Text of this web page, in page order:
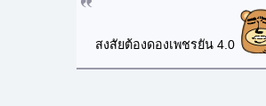
สงสัยต้องดองเพชรยัน 4.0